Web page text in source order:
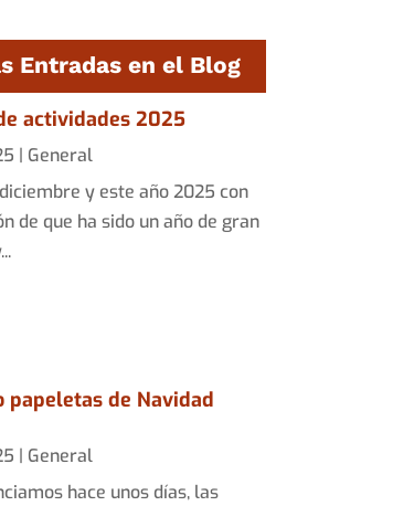
Entradas en el Blog
actividades 2025
| General
y este año 2025 con
de que ha sido un año de gran
papeletas de Navidad
| General
hace unos días, las